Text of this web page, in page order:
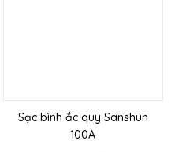
Sạc bình ắc quy Sanshun
100A